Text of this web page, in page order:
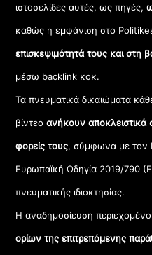
ιστοσελίδες αυτές, ως πηγές,
καθώς η εμφάνιση στο
επισκεψιμότητά τους και στη
μέσω backlink κοκ.
Τα πνευματικά δικαιώματα
βίντεοανήκουν αποκλειστικά
φορείς τους, σύμφωνα με τον
Ευρωπαϊκή Οδηγία 2019/790
πνευματικής ιδιοκτησίας.
Η αναδημοσίευση
ορίων της επιτρεπόμενης